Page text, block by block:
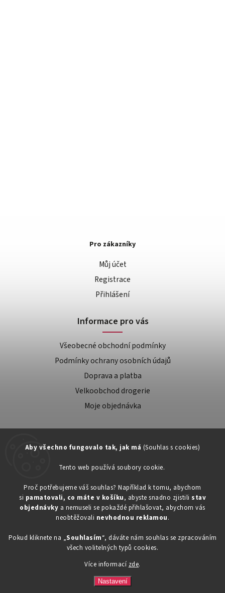
Aby všechno fungovalo tak, jak má (Souhlas s cookies)
Tento web používá soubory cookie.
Proč potřebujeme váš souhlas? Například k tomu, abychom
si pamatovali, co máte v košíku, abyste snadno zjistili stav
objednávky a nemuseli se pokaždé přihlašovat, abychom vás
neobtěžovali nevhodnou reklamou.
Pokud kliknete na „Souhlasím“, dáváte nám souhlas se zpracováním
všech volitelných typů cookies.
Více informací zde.
Nastavení
734603917
eshop@toner-rl.cz
Pro zákazníky
Můj účet
Registrace
Přihlášení
Informace pro vás
Všeobecné obchodní podmínky
Podmínky ochrany osobních údajů
Doprava a platba
Velkoobchod drogerie
Moje objednávka
Copyright 2026Drogerka24.cz. Všechna práva vyhrazena.
VytvořilShoptet| Design